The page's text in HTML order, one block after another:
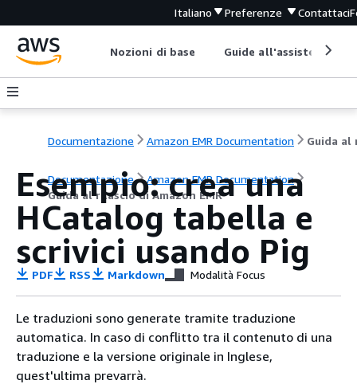
Italiano Preferenze Contattaci
Nozioni di base Guide all'assistenza
Documentazione Amazon EMR Documentation
Documentazione
Amazon EMR Documentation
Guida al rilascio di Amazon EMR
Esempio: crea una
HCatalog tabella e
scrivici usando Pig
PDF RSS Markdown Modalità Focus
Le traduzioni sono generate tramite traduzione
automatica. In caso di conflitto tra il contenuto di una
traduzione e la versione originale in Inglese,
quest'ultima prevarrà.